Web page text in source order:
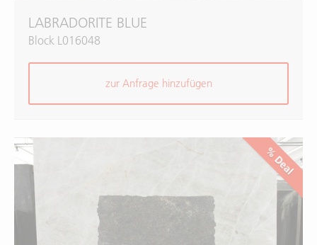
LABRADORITE BLUE
Block L016048
zur Anfrage hinzufügen
% Deal